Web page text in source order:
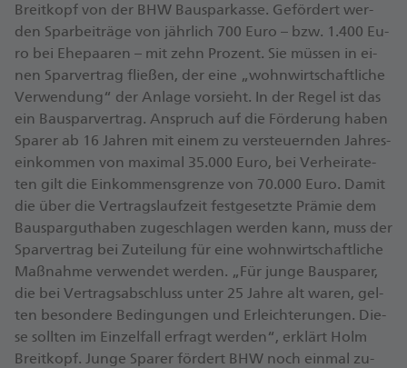
Breit­kopf von der BHW Bau­spar­kas­se. Ge­för­dert wer­
den Spar­bei­trä­ge von jähr­lich 700 Eu­ro – bzw. 1.400 Eu­
ro bei Ehe­paa­ren – mit zehn Pro­zent. Sie müs­sen in ei­
nen Spar­ver­trag flie­ßen, der ei­ne „wohn­wirt­schaft­li­che
Ver­wen­dun­g“ der An­la­ge vor­sieht. In der Re­gel ist das
ein Bau­spar­ver­trag. An­spruch auf die För­de­rung ha­ben
Spa­rer ab 16 Jah­ren mit ei­nem zu ver­steu­ern­den Jah­res­
ein­kom­men von ma­xi­mal 35.000 Eu­ro, bei Ver­hei­ra­te­
ten gilt die Ein­kom­mens­gren­ze von 70.000 Eu­ro. Da­mit
die über die Ver­trags­lauf­zeit fest­ge­setz­te Prä­mie dem
Bau­spar­gut­ha­ben zu­ge­schla­gen wer­den kann, muss der
Spar­ver­trag bei Zu­tei­lung für ei­ne wohn­wirt­schaft­li­che
Maß­nah­me ver­wen­det wer­den. „Für jun­ge Bau­spa­rer,
die bei Ver­trags­ab­schluss un­ter 25 Jah­re alt wa­ren, gel­
ten be­son­de­re Be­din­gun­gen und Er­leich­te­run­gen. Die­
se soll­ten im Ein­zel­fall er­fragt wer­den“, er­klärt Holm
Breit­kopf. Jun­ge Spa­rer för­dert BHW noch ein­mal zu­